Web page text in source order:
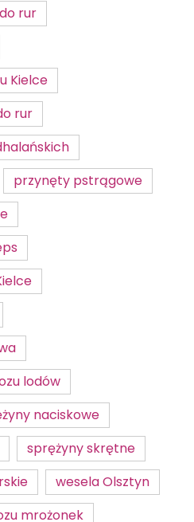
rur
Kielce
rur
przynęty pstrągowe
lodów
naciskowe
sprężyny skrętne
wesela Olsztyn
mrożonek